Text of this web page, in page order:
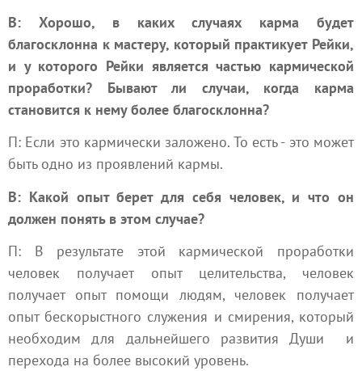
В: Хорошо, в каких случаях карма будет
благосклонна к мастеру, который практикует Рейки,
и у которого Рейки является частью кармической
проработки? Бывают ли случаи, когда карма
становится к нему более благосклонна?
П: Если это кармически заложено. То есть - это может
быть одно из проявлений кармы.
В: Какой опыт берет для себя человек, и что он
должен понять в этом случае?
П: В результате этой кармической проработки
человек получает опыт целительства, человек
получает опыт помощи людям, человек получает
опыт бескорыстного служения и смирения, который
необходим для дальнейшего развитияДуши и
перехода на более высокий уровень.